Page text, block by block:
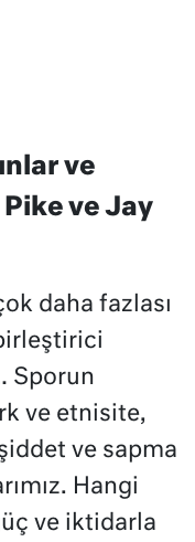
ve
ve Jay
daha fazlası
Sporun
ve etnisite,
ve sapma
Hangi
ve iktidarla